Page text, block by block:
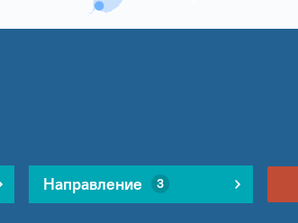
Направление 3